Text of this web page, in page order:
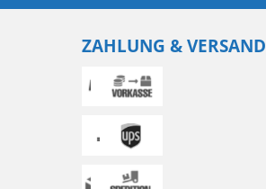
ZAHLUNG & VERSAND